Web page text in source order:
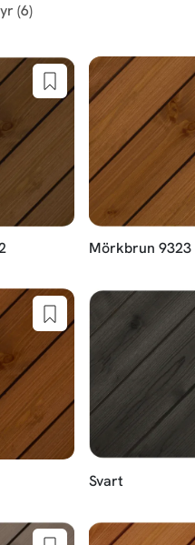
(6)
Mörkbrun 9323
Svart